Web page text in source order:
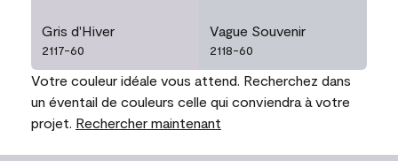
Gris d'Hiver
2117-60
Vague Souvenir
2118-60
Votre couleur idéale vous attend. Recherchez dans
un éventail de couleurs celle qui conviendra à votre
projet. Rechercher maintenant